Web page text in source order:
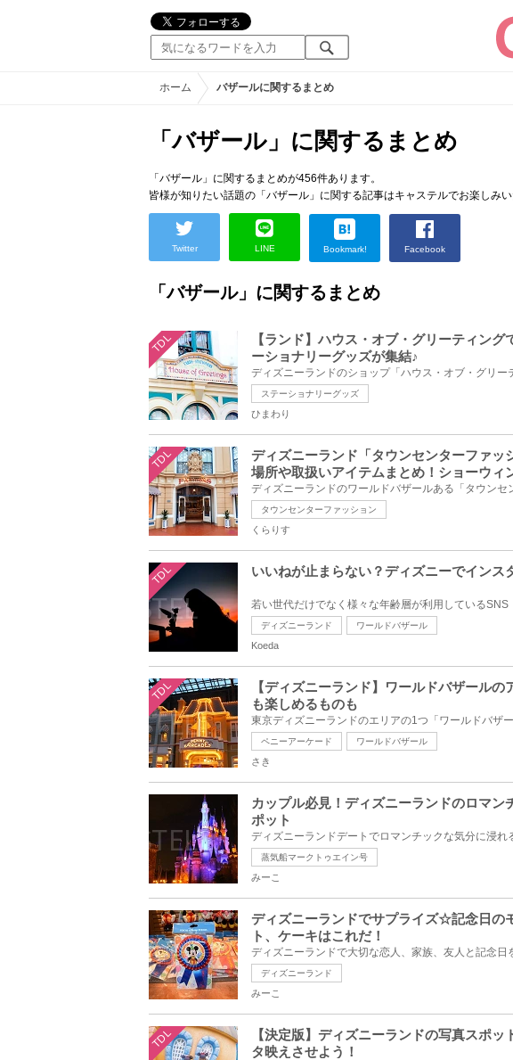
ホーム バザールに関するまとめ
「バザール」に関するまとめ
「バザール」に関するまとめが456件あります。
皆様が知りたい話題の「バザール」に関する記事はキャステルでお楽しみい
Twitter LINE Bookmark! Facebook
「バザール」に関するまとめ
TDL
【ランド】ハウス・オブ・グリーティン
ーショナリーグッズが集結♪
ステーショナリーグッズ
ひまわり
TDL
ディズニーランド「タウンセンターファッ
場所や取扱いアイテムまとめ！ショーウィ
タウンセンターファッション
くらりす
TDL いいねが止まらない？ディズニーでインス
ディズニーランド ワールドバザール
Koeda
TDL
【ディズニーランド】ワールドバザール
も楽しめるものも
ペニーアーケード ワールドバザール
さき
カップル必見！ディズニーランドのロマ
ポット
蒸気船マークトゥエイン号
みーこ
ディズニーランドでサプライズ☆記念日の
ト、ケーキはこれだ！
ディズニーランド
みーこ
TDL
【決定版】ディズニーランドの写真スポ
タ映えさせよう！